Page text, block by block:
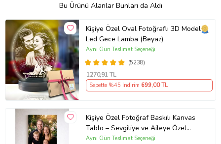
Bu Ürünü Alanlar Bunları da Aldı
Kişiye Özel Oval Fotoğraflı 3D Model
Led Gece Lamba (Beyaz)
(5238)
Aynı Gün Teslimat Seçeneği
1270,91 TL
Sepette %45 İndirim 699,00 TL
Kişiye Özel Fotoğraf Baskılı Kanvas
Tablo – Sevgiliye ve Aileye Özel
Hediye (ÇokluRenk)
Aynı Gün Teslimat Seçeneği